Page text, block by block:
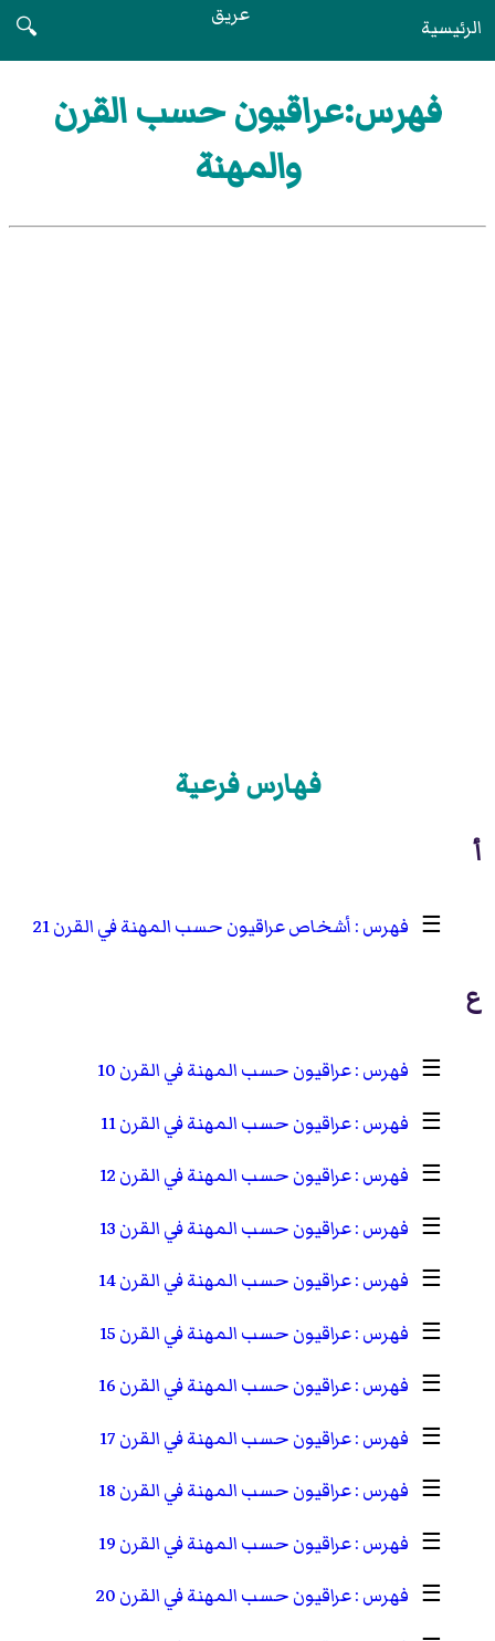
الرئيسية عريق
🔍
فهرس:عراقيون حسب القرن
والمهنة
فهارس فرعية
أ
☰ أشخاص عراقيون حسب المهنة في القرن 21
ع
☰
عراقيون حسب المهنة في القرن 10
☰
عراقيون حسب المهنة في القرن 11
☰
عراقيون حسب المهنة في القرن 12
☰
عراقيون حسب المهنة في القرن 13
☰
عراقيون حسب المهنة في القرن 14
☰
عراقيون حسب المهنة في القرن 15
☰
عراقيون حسب المهنة في القرن 16
☰
عراقيون حسب المهنة في القرن 17
☰
عراقيون حسب المهنة في القرن 18
☰
عراقيون حسب المهنة في القرن 19
☰
عراقيون حسب المهنة في القرن 20